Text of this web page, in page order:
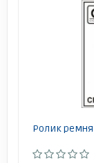
Ролик ремня